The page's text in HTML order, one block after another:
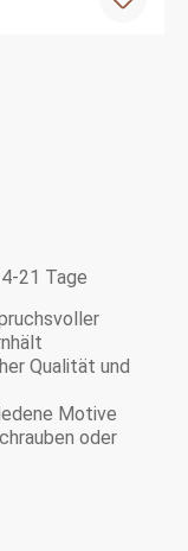
21 Tage
Qualität und
Motive
oder